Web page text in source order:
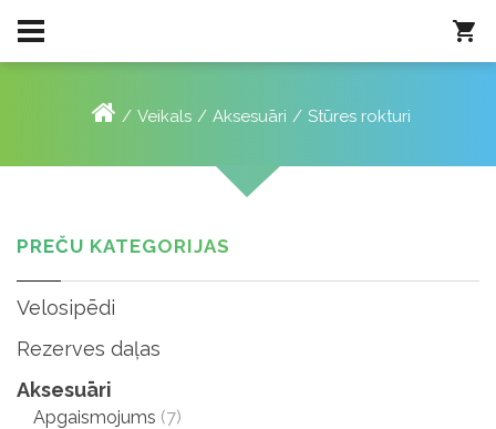
Veikals Aksesuāri Stūres rokturi
PREČU KATEGORIJAS
Velosipēdi
Rezerves daļas
Aksesuāri
Apgaismojums (7)